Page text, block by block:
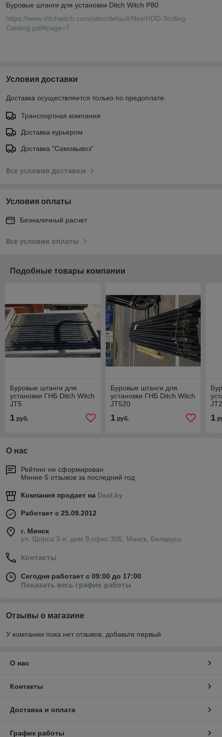
Буровые штанги для установки Ditch Witch P80
https://www.ditchwitch.com/sites/default/files/HDD-Tooling-
Catalog.pdf#page=7
Условия доставки
Доставка осуществляется только по предоплате.
Транспортная компания
Доставка курьером
Доставка "Самовывоз"
Все условия доставки
Условия оплаты
Безналичный расчет
Все условия оплаты
Подобные товары компании
Буровые штанги для
установки ГНБ Ditch Witch
JT5
1 руб.
Буровые штанги для
установки ГНБ Ditch Witch
JT520
1руб. 1
О нас
Рейтинг не сформирован
Менее 5 отзывов за последний год
Компания продает на Deal.by
Работает с 25.09.2012
г. Минск
ул. Щорса 3-я, дом 9,офис 305, Минск, Беларусь
Контакты
Сегодня работает с 09:00 до 17:00
Показать весь график работы
Отзывы о магазине
У компании пока нет отзывов, добавьте первый
О нас
Контакты
Доставка и оплата
График работы